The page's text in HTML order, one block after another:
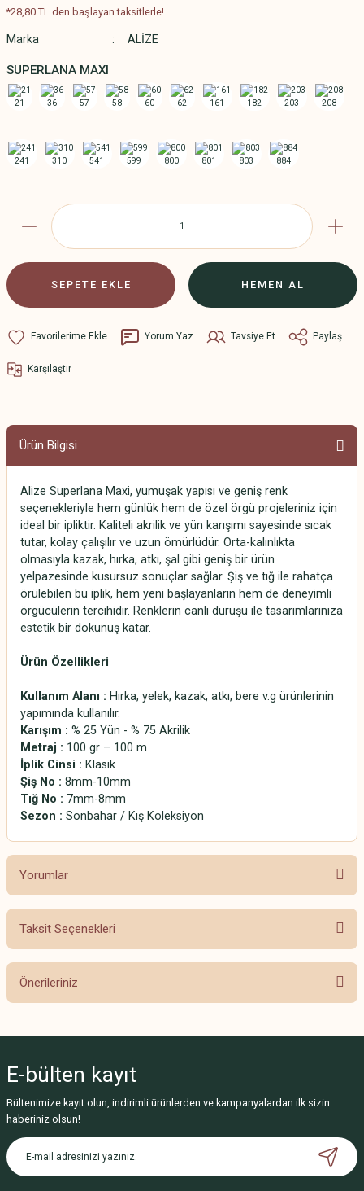
*28,80 TL den başlayan taksitlerle!
Marka ALİZE
SUPERLANA MAXI
SEPETE EKLE HEMEN AL
Yorum Yaz Tavsiye Et Paylaş
Karşılaştır
Ürün Bilgisi
Alize Superlana Maxi, yumuşak yapısı ve geniş renk
seçenekleriyle hem günlük hem de özel örgü projeleriniz için
ideal bir ipliktir. Kaliteli akrilik ve yün karışımı sayesinde sıcak
tutar, kolay çalışılır ve uzun ömürlüdür. Orta-kalınlıkta
olmasıyla kazak, hırka, atkı, şal gibi geniş bir ürün
yelpazesinde kusursuz sonuçlar sağlar. Şiş ve tığ ile rahatça
örülebilen bu iplik, hem yeni başlayanların hem de deneyimli
örgücülerin tercihidir. Renklerin canlı duruşu ile tasarımlarınıza
estetik bir dokunuş katar.
Ürün Özellikleri
Kullanım Alanı : Hırka, yelek, kazak, atkı, bere v.g ürünlerinin
yapımında kullanılır.
Karışım : % 25 Yün - % 75 Akrilik
Metraj : 100 gr – 100 m
İplik Cinsi : Klasik
Şiş No : 8mm-10mm
Tığ No : 7mm-8mm
Sezon : Sonbahar / Kış Koleksiyon
Yorumlar
Taksit Seçenekleri
Önerileriniz
Görüş ve önerileriniz için teşekkür ederiz.
Ürün resmi kalitesiz, bozuk veya görüntülenemiyor.
Ürün açıklamasında eksik bilgiler bulunuyor.
Ürün bilgilerinde hatalar bulunuyor.
E-bülten kayıt
Bültenimize kayıt olun, indirimli ürünlerden ve kampanyalardan ilk sizin
haberiniz olsun!